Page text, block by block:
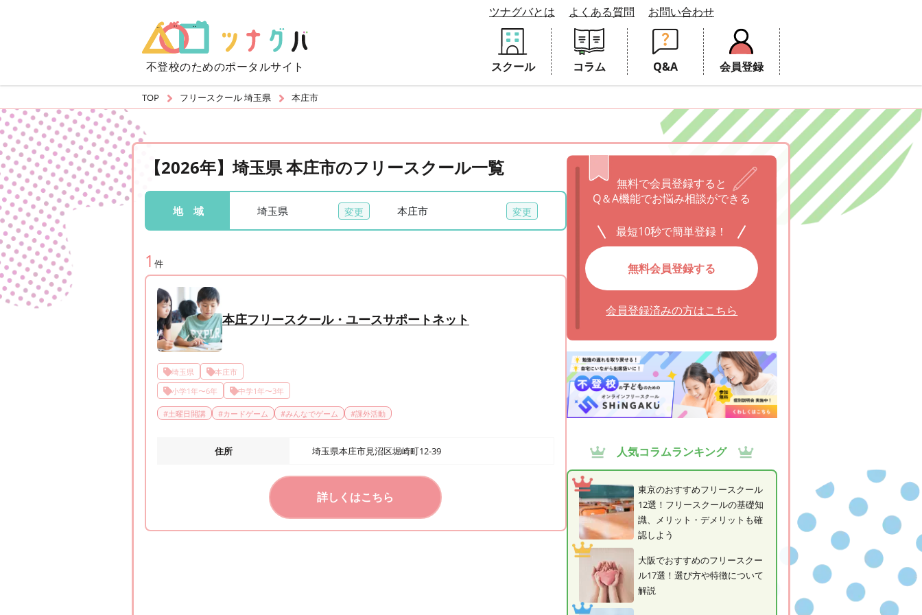
不登校のためのポータルサイト
ツナグバとは よくある質問 お問い合わせ
スクール コラム Q&A 会員登録
TOP フリースクール 埼玉県 本庄市
【2026年】埼玉県 本庄市のフリースクール一覧
地 域 埼玉県 本庄市
1 件
本庄フリースクール・ユースサポートネット
埼玉県
本庄市
小学1年〜6年
中学1年〜3年
#土曜日開講 #カードゲーム #みんなでゲーム #課外活動
住所 埼玉県本庄市見沼区堀崎町12-39
詳しくはこちら
無料で会員登録すると
Q＆A機能でお悩み相談ができる
最短10秒で簡単登録！
無料会員登録する
会員登録済みの方はこちら
人気コラムランキング
東京のおすすめフリースクール
12選！フリースクールの基礎知
識、メリット・デメリットも確
認しよう
大阪でおすすめのフリースクー
ル17選！選び方や特徴について
解説